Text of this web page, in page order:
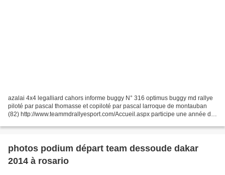
azalai 4x4 legalliard cahors informe buggy N° 316 optimus buggy md rallye
piloté par pascal thomasse et copiloté par pascal larroque de montauban
(82) http://www.teammdrallyesport.com/Accueil.aspx participe une année de
photos podium départ team dessoude dakar
2014 à rosario